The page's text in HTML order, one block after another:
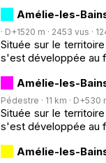
Amélie-les-
· D+1520 m · 2453 vus ·
Située sur le
s'est développée au
Amélie-les-
Pédestre · 11 km · D+530
Située sur le
s'est développée au
Amélie-les-